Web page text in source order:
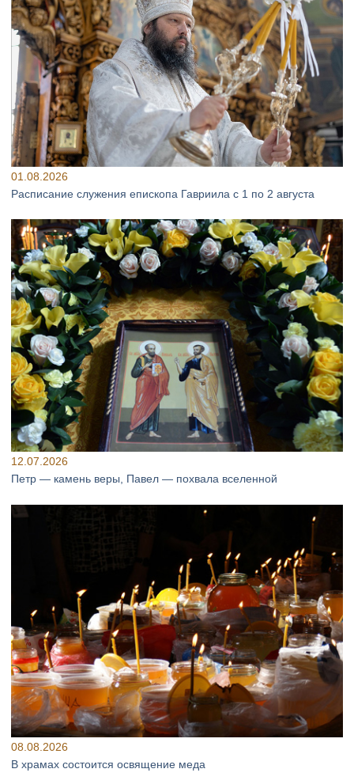
01.08.2026
Расписание служения епископа Гавриила с 1 по 2 августа
12.07.2026
Петр — камень веры, Павел — похвала вселенной
08.08.2026
В храмах состоится освящение меда